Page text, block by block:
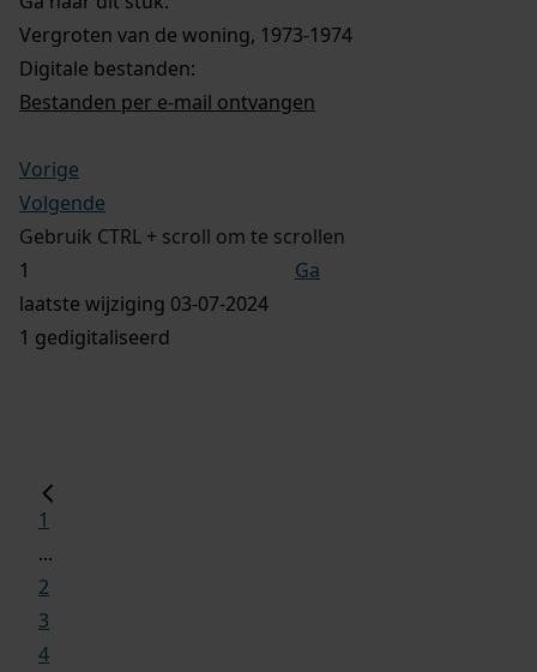
Vergroten van de woning, 1973-1974
Digitale bestanden:
Bestanden per e-mail ontvangen
Vorige
Volgende
Gebruik CTRL + scroll om te scrollen
Ga
laatste wijziging 03-07-2024
1 gedigitaliseerd
1
...
2
3
4